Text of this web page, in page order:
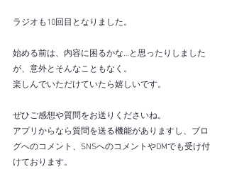
ラジオも10回目となりました。
始める前は、内容に困るかな…と思ったりしました
が、意外とそんなこともなく。
楽しんでいただけていたら嬉しいです。
ぜひご感想や質問をお送りくださいね。
アプリからなら質問を送る機能がありますし、ブロ
グへのコメント、SNSへのコメントやDMでも受け付
けております。